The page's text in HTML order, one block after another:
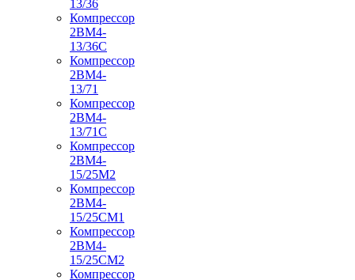
13/36
Компрессор
2ВМ4-
13/36С
Компрессор
2ВМ4-
13/71
Компрессор
2ВМ4-
13/71С
Компрессор
2ВМ4-
15/25М2
Компрессор
2ВМ4-
15/25СМ1
Компрессор
2ВМ4-
15/25СМ2
Компрессор